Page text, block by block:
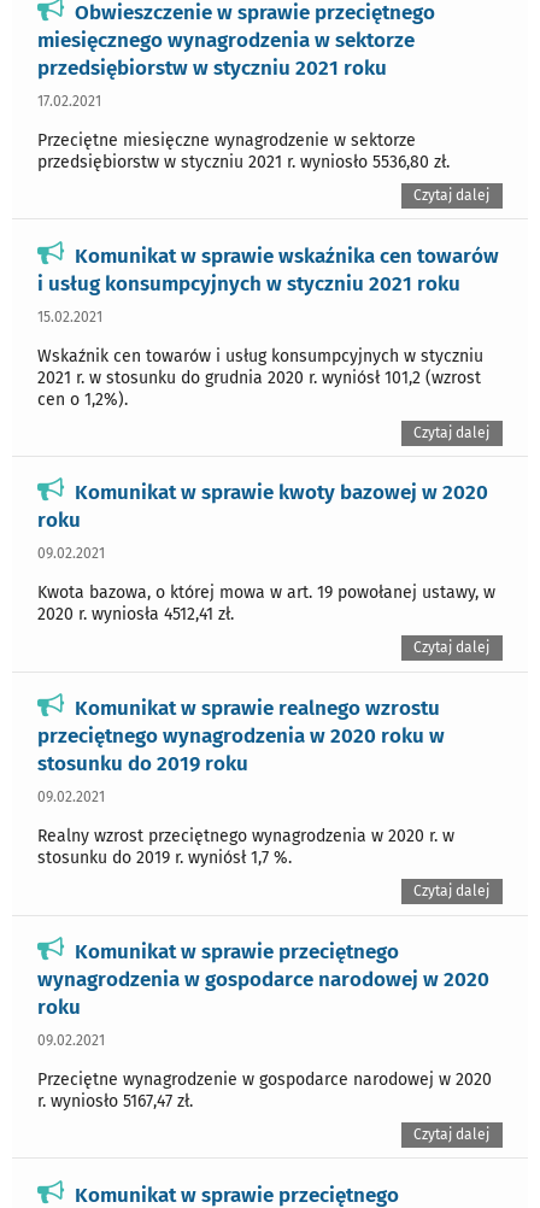
Obwieszczenie w sprawie przeciętnego
miesięcznego wynagrodzenia w sektorze
przedsiębiorstw w styczniu 2021 roku
17.02.2021
Przeciętne miesięczne wynagrodzenie w sektorze
przedsiębiorstw w styczniu 2021 r. wyniosło 5536,80 zł.
Czytaj dalej
Komunikat w sprawie wskaźnika cen towarów
i usług konsumpcyjnych w styczniu 2021 roku
15.02.2021
Wskaźnik cen towarów i usług konsumpcyjnych w styczniu
2021 r. w stosunku do grudnia 2020 r. wyniósł 101,2 (wzrost
cen o 1,2%).
Czytaj dalej
Komunikat w sprawie kwoty bazowej w 2020
roku
09.02.2021
Kwota bazowa, o której mowa w art. 19 powołanej ustawy, w
2020 r. wyniosła 4512,41 zł.
Czytaj dalej
Komunikat w sprawie realnego wzrostu
przeciętnego wynagrodzenia w 2020 roku w
stosunku do 2019 roku
09.02.2021
Realny wzrost przeciętnego wynagrodzenia w 2020 r. w
stosunku do 2019 r. wyniósł 1,7 %.
Czytaj dalej
Komunikat w sprawie przeciętnego
wynagrodzenia w gospodarce narodowej w 2020
roku
09.02.2021
Przeciętne wynagrodzenie w gospodarce narodowej w 2020
r. wyniosło 5167,47 zł.
Czytaj dalej
Komunikat w sprawie przeciętnego